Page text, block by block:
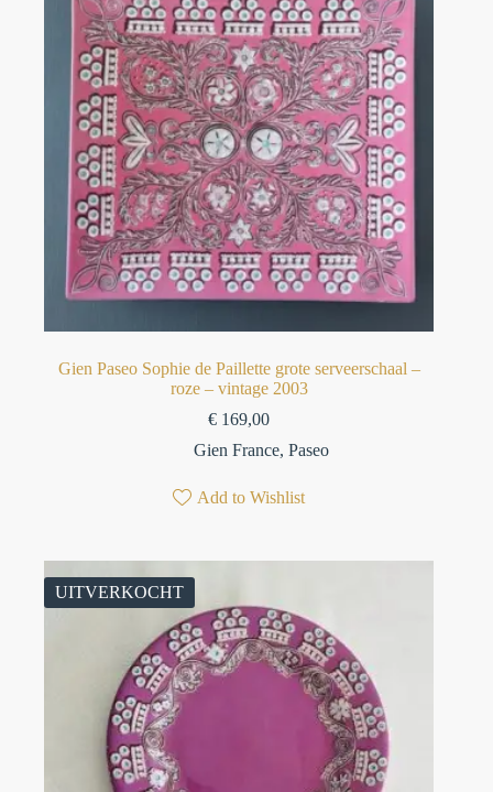
Gien Paseo Sophie de Paillette grote serveerschaal –
roze – vintage 2003
€ 169,00
Gien France, Paseo
Add to Wishlist
UITVERKOCHT